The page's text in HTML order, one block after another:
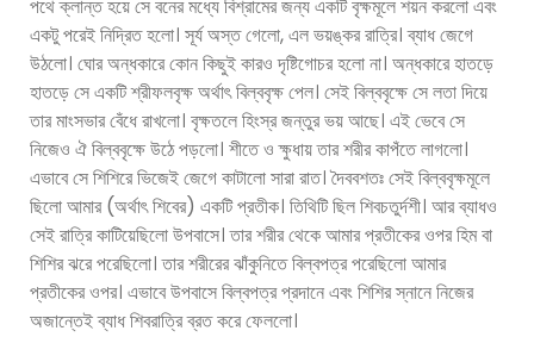
পথে ক্লান্ত হয়ে সে বনের মধ্যে বিশ্রামের জন্য একটি বৃক্ষমূলে শয়ন করলো এবং
একটু পরেই নিদ্রিত হলো। সূর্য অস্ত গেলো, এল ভয়ঙ্কর রাত্রি। ব্যাধ জেগে
উঠলো। ঘোর অন্ধকারে কোন কিছুই কারও দৃষ্টিগোচর হলো না। অন্ধকারে হাতড়ে
হাতড়ে সে একটি শ্রীফলবৃক্ষ অর্থাৎ বিল্ববৃক্ষ পেল। সেই বিল্ববৃক্ষে সে লতা দিয়ে
তার মাংসভার বেঁধে রাখলো। বৃক্ষতলে হিংস্র জন্তুর ভয় আছে। এই ভেবে সে
নিজেও ঐ বিল্ববৃক্ষে উঠে পড়লো। শীতে ও ক্ষুধায় তার শরীর কাপঁতে লাগলো।
এভাবে সে শিশিরে ভিজেই জেগে কাটালো সারা রাত। দৈববশতঃ সেই বিল্ববৃক্ষমূলে
ছিলো আমার (অর্থাৎ শিবের) একটি প্রতীক। তিথিটি ছিল শিবচতুর্দশী। আর ব্যাধও
সেই রাত্রি কাটিয়েছিলো উপবাসে। তার শরীর থেকে আমার প্রতীকের ওপর হিম বা
শিশির ঝরে পরেছিলো। তার শরীরের ঝাঁকুনিতে বিল্বপত্র পরেছিলো আমার
প্রতীকের ওপর। এভাবে উপবাসে বিল্বপত্র প্রদানে এবং শিশির স্নানে নিজের
অজান্তেই ব্যাধ শিবরাত্রি ব্রত করে ফেললো।